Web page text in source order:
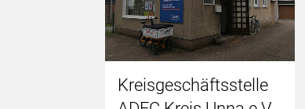
Kreisgeschäftsstelle